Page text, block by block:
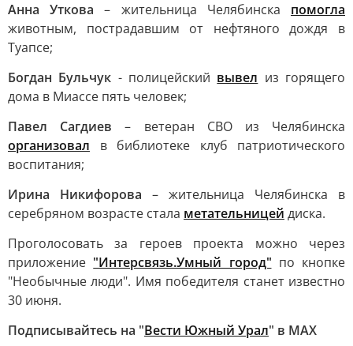
Анна Уткова – жительница Челябинска помогла
животным, пострадавшим от нефтяного дождя в
Туапсе;
Богдан Бульчук - полицейский вывел из горящего
дома в Миассе пять человек;
Павел Сагдиев – ветеран СВО из Челябинска
организовал в библиотеке клуб патриотического
воспитания;
Ирина Никифорова – жительница Челябинска в
серебряном возрасте стала метательницей диска.
Проголосовать за героев проекта можно через
приложение "Интерсвязь.Умный город" по кнопке
"Необычные люди". Имя победителя станет известно
30 июня.
Подписывайтесь на "Вести Южный Урал" в MAХ